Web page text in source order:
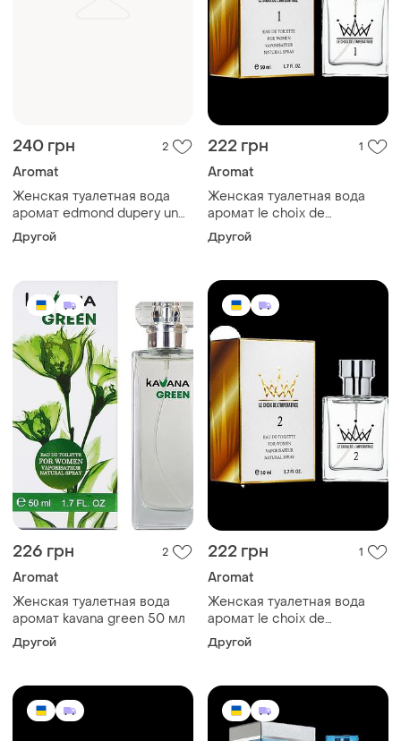
240 грн 2
Aromat
Женская туалетная вода
аромат edmond dupery un
charme femelle 50 мл
Другой
222 грн 1
Aromat
Женская туалетная вода
аромат le choix de
l`imperatrice №1 50 мл
Другой
226 грн 2
Aromat
Женская туалетная вода
аромат kavana green 50 мл
Другой
222 грн 1
Aromat
Женская туалетная вода
аромат le choix de
l`imperatrice №2 50 мл
Другой